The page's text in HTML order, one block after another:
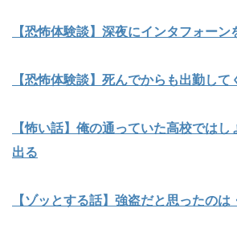
【恐怖体験談】深夜にインタフォーン
【恐怖体験談】死んでからも出勤して
【怖い話】俺の通っていた高校では
出る
【ゾッとする話】強盗だと思ったのは